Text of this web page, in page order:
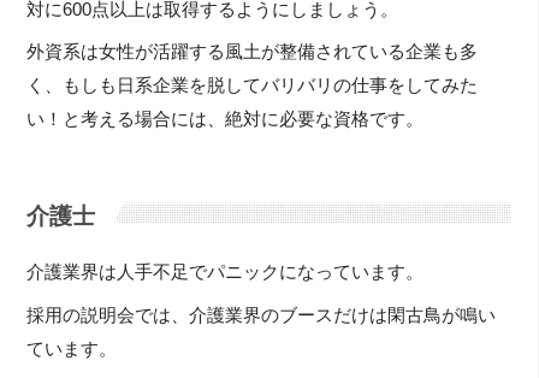
対に600点以上は取得するようにしましょう。
外資系は女性が活躍する風土が整備されている企業も多
く、もしも日系企業を脱してバリバリの仕事をしてみた
い！と考える場合には、絶対に必要な資格です。
介護士
介護業界は人手不足でパニックになっています。
採用の説明会では、介護業界のブースだけは閑古鳥が鳴い
ています。